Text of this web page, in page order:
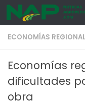
Skip to content
ECONOMÍAS
Economías
dificultades
obra